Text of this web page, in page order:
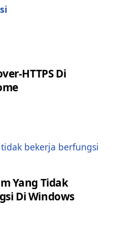
HTTPS Di
Yang Tidak
Di Windows